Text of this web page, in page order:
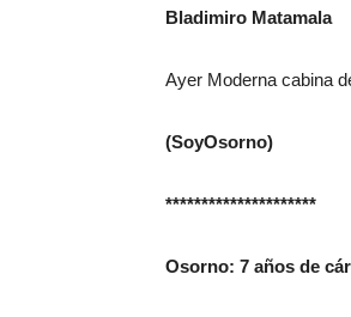
Bladimiro Matamala
Ayer Moderna cabina
(SoyOsorno)
*********************
Osorno: 7 años de